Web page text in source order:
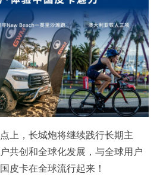
上，长城炮将继续践行长期主
共创和全球化发展，与全球用户
皮卡在全球流行起来！